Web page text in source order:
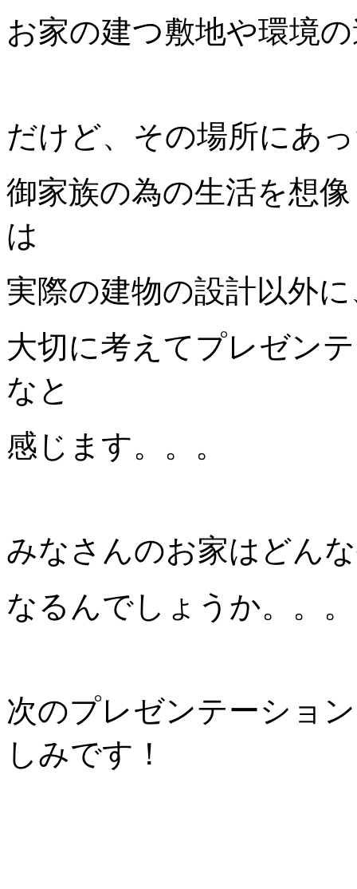
お家の建つ敷地や環境
だけど、その場所にあ
御家族の為の生活を想
は
実際の建物の設計以外
大切に考えてプレゼン
なと
感じます。。。
みなさんのお家はどん
なるんでしょうか。。。
次のプレゼンテーショ
しみです！